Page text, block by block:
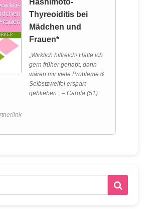
Thyreoiditis bei
Mädchen und
Frauen*
„Wirklich hilfreich! Hätte ich
gern früher gehabt, dann
wären mir viele Probleme &
Selbstzweifel erspart
geblieben.“ – Carola (51)